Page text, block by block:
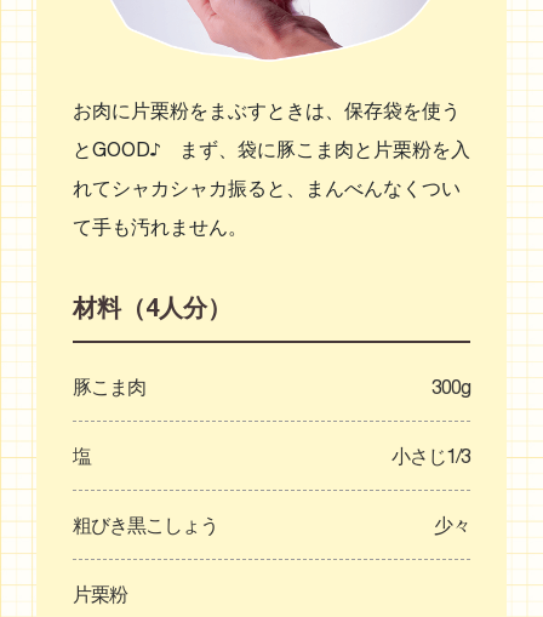
お肉に片栗粉をまぶすときは、保存袋を使う
とGOOD♪ まず、袋に豚こま肉と片栗粉を入
れてシャカシャカ振ると、まんべんなくつい
て手も汚れません。
材料（4人分）
豚こま肉 300g
塩 小さじ1/3
粗びき黒こしょう 少々
片栗粉